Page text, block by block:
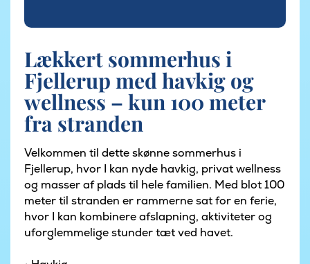
Lækkert sommerhus i
Fjellerup med havkig og
wellness – kun 100 meter
fra stranden
Velkommen til dette skønne sommerhus i
Fjellerup, hvor I kan nyde havkig, privat wellness
og masser af plads til hele familien. Med blot 100
meter til stranden er rammerne sat for en ferie,
hvor I kan kombinere afslapning, aktiviteter og
uforglemmelige stunder tæt ved havet.